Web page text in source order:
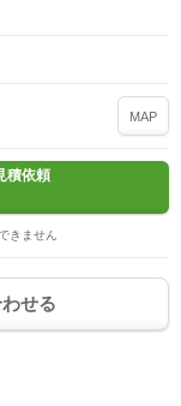
MAP
積依頼
きません
せる